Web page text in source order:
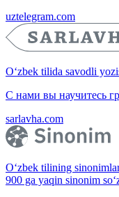
uztelegram.com
O‘zbek tilida savodli
С нами вы научитесь
sarlavha.com
O‘zbek tilining
900 ga yaqin sinonim